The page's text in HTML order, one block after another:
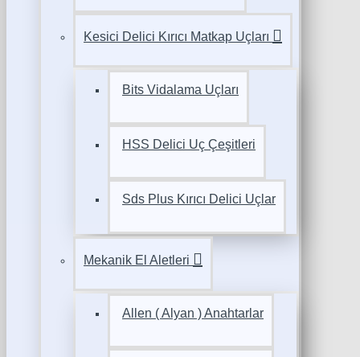
Kesici Delici Kırıcı Matkap Uçları
Bits Vidalama Uçları
HSS Delici Uç Çeşitleri
Sds Plus Kırıcı Delici Uçlar
Mekanik El Aletleri
Allen ( Alyan ) Anahtarlar